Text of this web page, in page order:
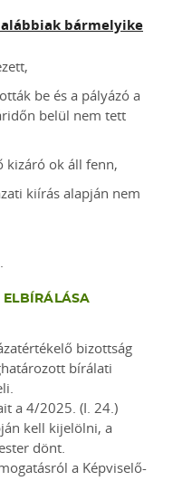
bármelyike
be és a pályázó a
belül nem tett
kizáró ok áll fenn,
kiírás alapján nem
ELBÍRÁLÁSA
bizottság
bírálati
a 4/2025. (I. 24.)
kell kijelölni, a
dönt.
a Képviselő-